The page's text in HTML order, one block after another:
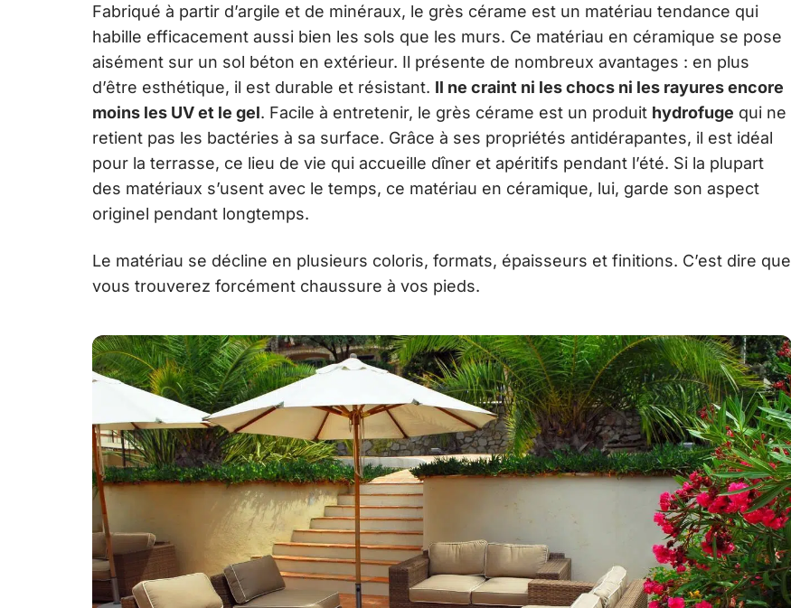
Fabriqué à partir d’argile et de minéraux, le grès cérame est un matériau tendance qui
habille efficacement aussi bien les sols que les murs. Ce matériau en céramique se pose
aisément sur un sol béton en extérieur. Il présente de nombreux avantages : en plus
d’être esthétique, il est durable et résistant. Il ne craint ni les chocs ni les rayures encore
moins les UV et le gel. Facile à entretenir, le grès cérame est un produit hydrofuge qui ne
retient pas les bactéries à sa surface. Grâce à ses propriétés antidérapantes, il est idéal
pour la terrasse, ce lieu de vie qui accueille dîner et apéritifs pendant l’été. Si la plupart
des matériaux s’usent avec le temps, ce matériau en céramique, lui, garde son aspect
originel pendant longtemps.
Le matériau se décline en plusieurs coloris, formats, épaisseurs et finitions. C’est dire que
vous trouverez forcément chaussure à vos pieds.